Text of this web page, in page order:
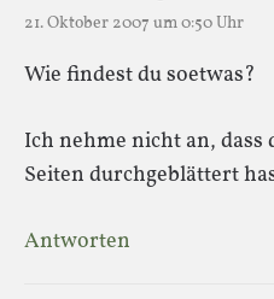
21. Oktober 2007 um 0:50 Uhr
Wie findest du soetwas?
Ich nehme nicht an, dass
Seiten durchgeblättert
Antworten